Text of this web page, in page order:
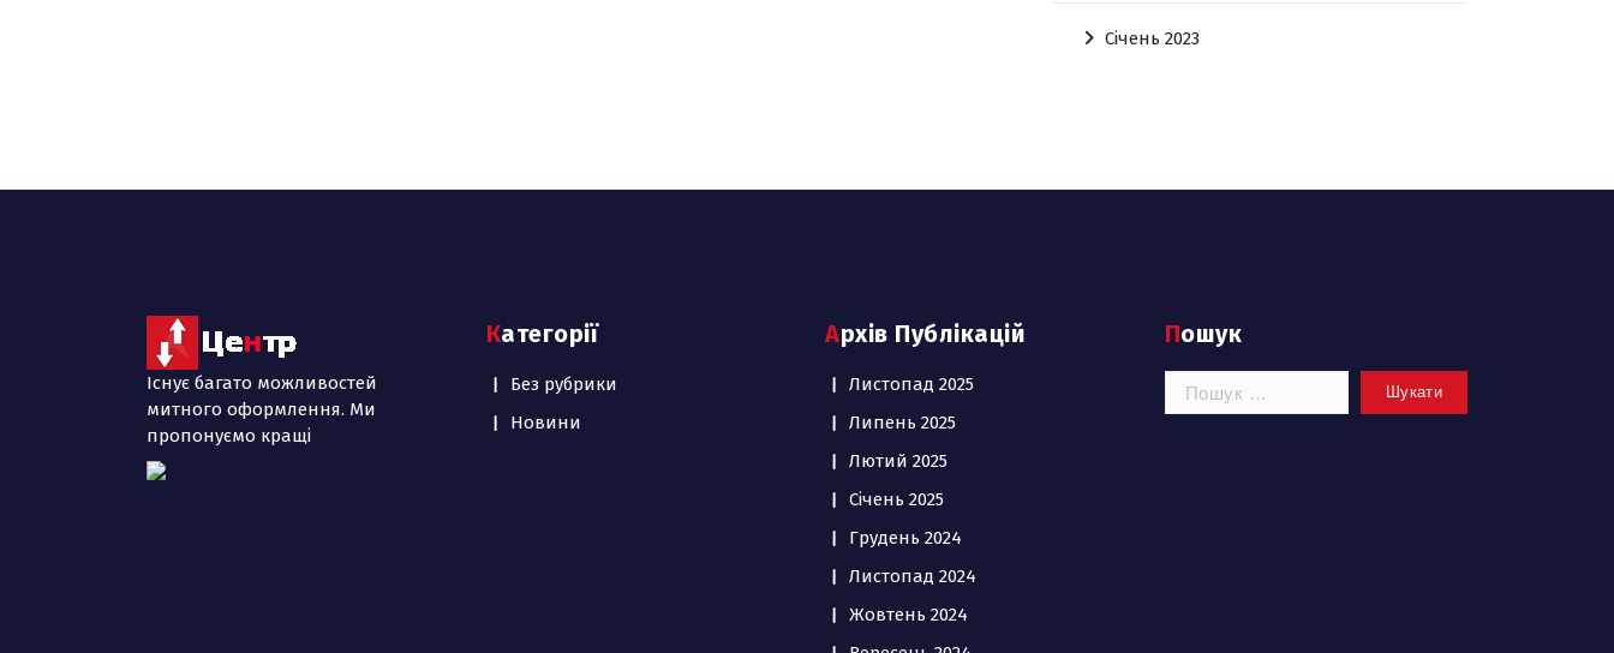
Січень 2023
Існує багато можливостей
митного оформлення. Ми
пропонуємо кращі
Категорії
Без рубрики
Новини
Архів Публікацій
Листопад 2025
Липень 2025
Лютий 2025
Січень 2025
Грудень 2024
Листопад 2024
Жовтень 2024
Пошук
Пошук: